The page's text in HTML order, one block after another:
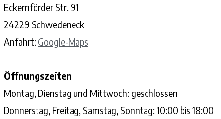
Eckernförder Str. 91
24229 Schwedeneck
Anfahrt: Google-Maps
Öffnungszeiten
Montag, Dienstag und Mittwoch: geschlossen
Donnerstag, Freitag, Samstag, Sonntag: 10:00 bis 18:00